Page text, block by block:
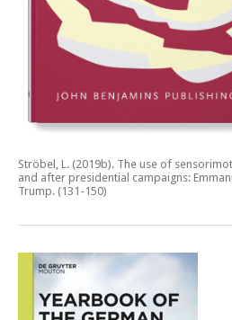
Ströbel, L. (2019b). The use of
and after presidential campaigns:
Trump. (131-150)